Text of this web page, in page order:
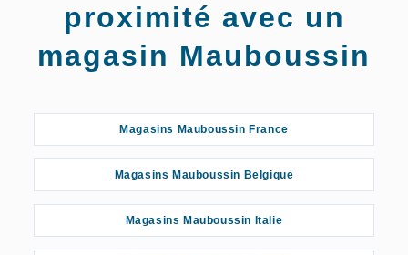
proximité avec un
magasin Mauboussin
Magasins Mauboussin France
Magasins Mauboussin Belgique
Magasins Mauboussin Italie